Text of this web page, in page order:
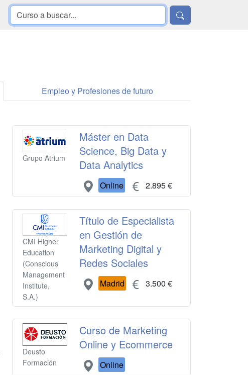
Empleo y Profesiones de futuro
Grupo Atrium
Máster en Data
Science, Big Data y
Data Analytics
Online 2.895 €
CMI Higher
Education
(Conscious
Management
Institute,
S.A.)
Título de Especialista
en Gestión de
Marketing Digital y
Redes Sociales
Madrid 3.500 €
Deusto
Formación
Curso de Marketing
Online y Ecommerce
Online